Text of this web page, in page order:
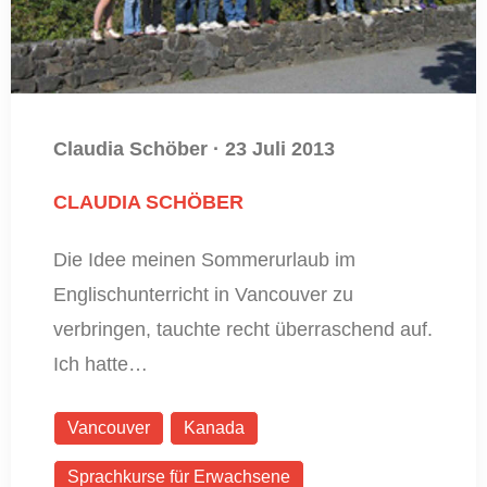
Claudia Schöber · 23 Juli 2013
CLAUDIA SCHÖBER
Die Idee meinen Sommerurlaub im
Englischunterricht in Vancouver zu
verbringen, tauchte recht überraschend auf.
Ich hatte…
Vancouver Kanada
Sprachkurse für Erwachsene